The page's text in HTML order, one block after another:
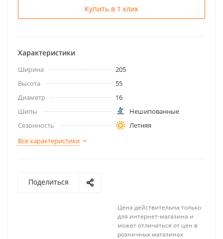
Купить в 1 клик
Характеристики
Ширина
205
Высота
55
Диаметр
16
Шипы
Нешипованные
Сезонность
Летняя
Все характеристики
Поделиться
Цена действительна только
для интернет-магазина и
может отличаться от цен в
розничных магазинах